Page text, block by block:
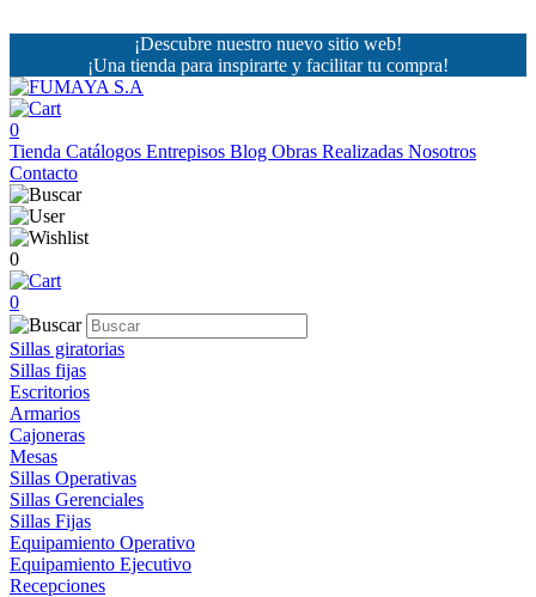
¡Descubre nuestro nuevo sitio web!
¡Una tienda para inspirarte y facilitar tu compra!
0
Tienda Catálogos Entrepisos Blog Obras Realizadas Nosotros
Contacto
0
0
Sillas giratorias
Sillas fijas
Escritorios
Armarios
Cajoneras
Mesas
Sillas Operativas
Sillas Gerenciales
Sillas Fijas
Equipamiento Operativo
Equipamiento Ejecutivo
Recepciones